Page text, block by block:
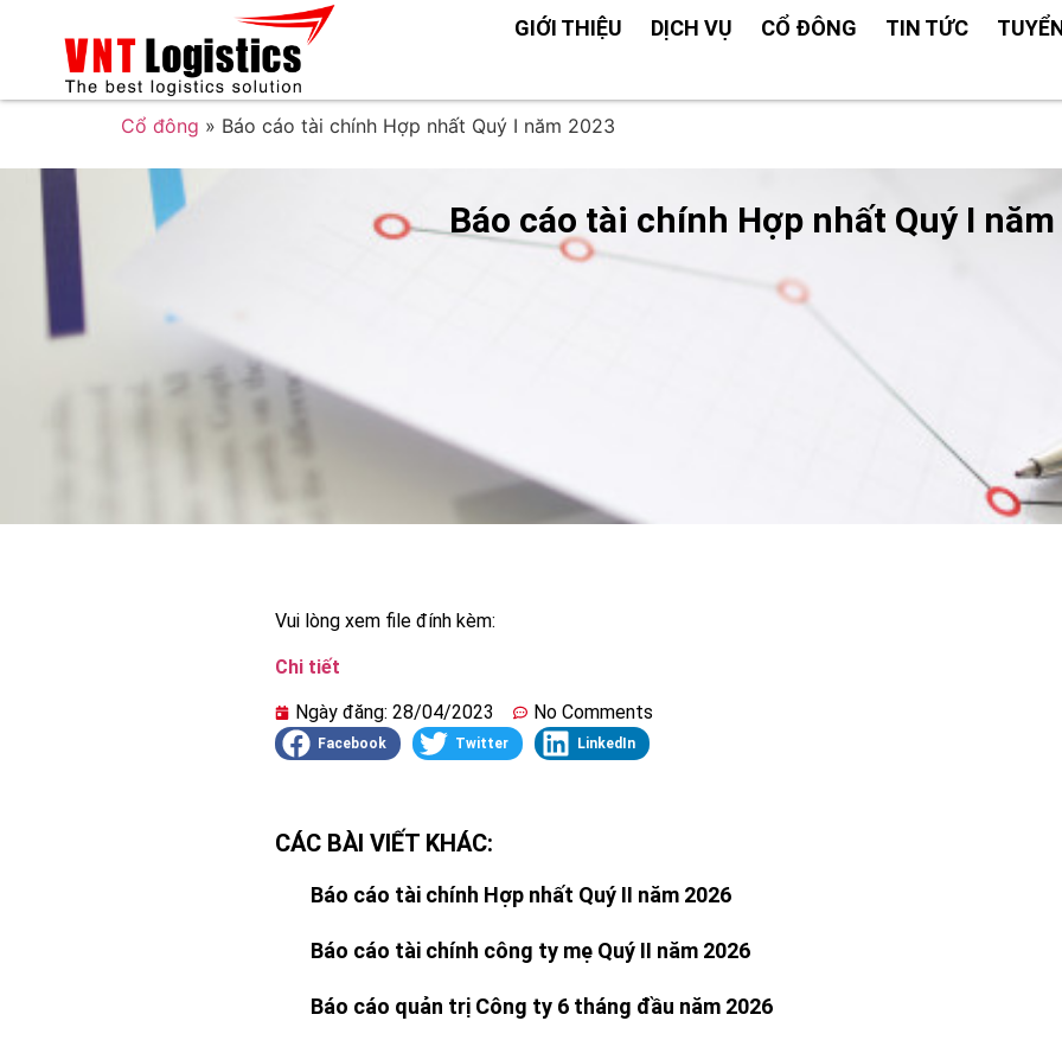
GIỚI THIỆU DỊCH VỤ CỔ ĐÔNG TIN TỨC
Cổ đông » Báo cáo tài chính Hợp nhất Quý I năm 2023
Báo cáo tài chính Hợp nhất Quý I
Vui lòng xem file đính kèm:
Chi tiết
Ngày đăng: 28/04/2023 No Comments
Facebook Twitter LinkedIn
CÁC BÀI VIẾT KHÁC:
Báo cáo tài chính Hợp nhất Quý II năm 2026
Báo cáo tài chính công ty mẹ Quý II năm 2026
Báo cáo quản trị Công ty 6 tháng đầu năm 2026